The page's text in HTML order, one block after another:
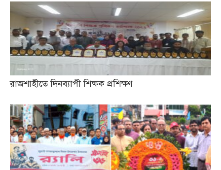
রাজশাহীতে দিনব্যাপী শিক্ষক প্রশিক্ষণ